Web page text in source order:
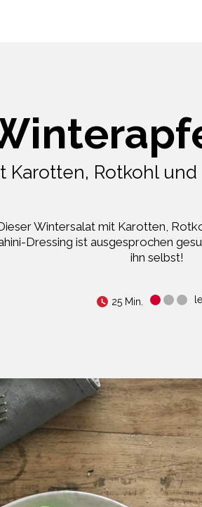
Karotten, Rotkohl und
Wintersalat mit Karotten,
Dressing ist ausgesprochen
ihn selbst!
25 Min.